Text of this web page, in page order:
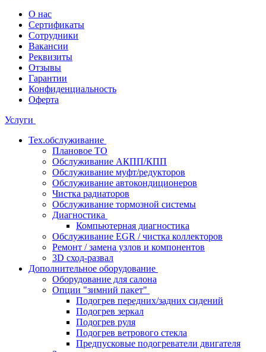
О нас
Сертификаты
Сотрудники
Вакансии
Реквизиты
Отзывы
Гарантии
Конфиденциальность
Оферта
Услуги
Тех.обслуживание
Плановое ТО
Обслуживание АКПП/КПП
Обслуживание муфт/редукторов
Обслуживание автокондиционеров
Чистка радиаторов
Обслуживание тормозной системы
Диагностика
Компьютерная диагностика
Обслуживание EGR / чистка коллекторов
Ремонт / замена узлов и компонентов
3D сход-развал
Дополнительное оборудование
Оборудование для салона
Опции "зимний пакет"
Подогрев передних/задних сидений
Подогрев зеркал
Подогрев руля
Подогрев ветрового стекла
Предпусковые подогреватели двигателя